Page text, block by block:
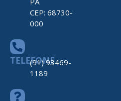
CEP: 68730-
000
TELEFONE
(91) 93469-
1189